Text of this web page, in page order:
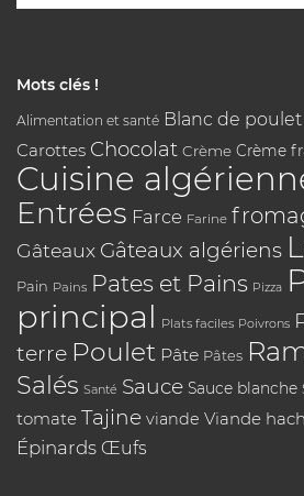
Mots clés !
Alimentation et santé Blanc de poulet
Carottes Chocolat Crème Crème
Cuisine
Entrées Farce Farine
Gâteaux Gâteaux algériens
Pain Pains Pates et Pains Pizza
principal Plats faciles Poivrons
terre Poulet Pâte Pâtes
Salés Santé Sauce Sauce blanche
tomate Tajine viande Viande
Épinards Œufs